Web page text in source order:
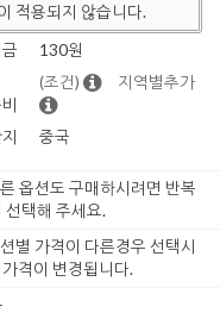
적용되지 않습니다.
130원
(조건) 지역별추가
중국
옵션도 구매하시려면 반복
선택해 주세요.
별 가격이 다른경우 선택시
격이 변경됩니다.